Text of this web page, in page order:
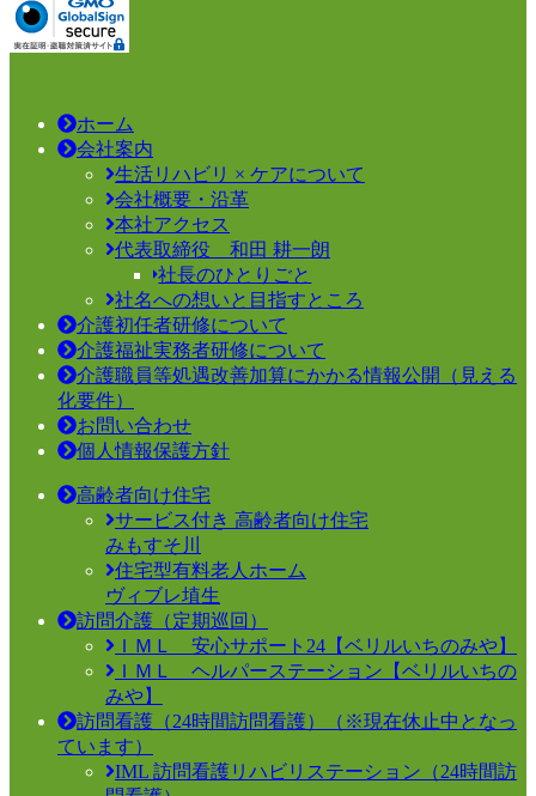
ホーム
会社案内
生活リハビリ × ケアについて
会社概要・沿革
本社アクセス
代表取締役 和田 耕一朗
社長のひとりごと
社名への想いと目指すところ
介護初任者研修について
介護福祉実務者研修について
介護職員等処遇改善加算にかかる情報公開（見える
化要件）
お問い合わせ
個人情報保護方針
高齢者向け住宅
サービス付き 高齢者向け住宅
みもすそ川
住宅型有料老人ホーム
ヴィブレ埴生
訪問介護（定期巡回）
ＩＭＬ 安心サポート24【ベリルいちのみや】
ＩＭＬ ヘルパーステーション【ベリルいちの
みや】
訪問看護（24時間訪問看護）（※現在休止中となっ
ています）
IML 訪問看護リハビリステーション（24時間訪